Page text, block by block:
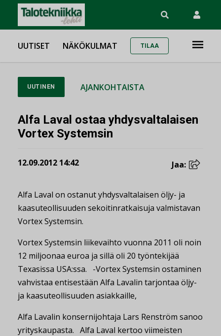
UUTISET NÄKÖKULMAT TILAA
UUTINEN AJANKOHTAISTA
Alfa Laval ostaa yhdysvaltalaisen
Vortex Systemsin
12.09.2012 14:42 Jaa:
Alfa Laval on ostanut yhdysvaltalaisen öljy- ja
kaasuteollisuuden sekoitinratkaisuja valmistavan
Vortex Systemsin.
Vortex Systemsin liikevaihto vuonna 2011 oli noin
12 miljoonaa euroa ja sillä oli 20 työntekijää
Texasissa USA:ssa. -Vortex Systemsin ostaminen
vahvistaa entisestään Alfa Lavalin tarjontaa öljy-
ja kaasuteollisuuden asiakkaille,
Alfa Lavalin konsernijohtaja Lars Renström sanoo
yrityskaupasta. Alfa Laval kertoo viimeisten